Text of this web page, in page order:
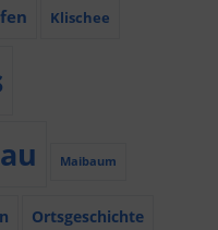
Klischee
Maibaum
Ortsgeschichte